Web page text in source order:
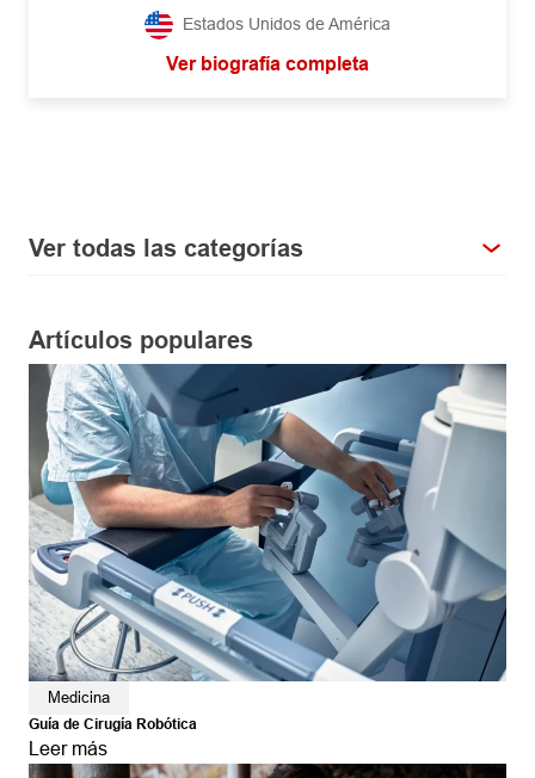
Estados Unidos de América
Ver biografía completa
Ver todas las categorías
Artículos populares
Medicina
Guía de Cirugía Robótica
Leer más